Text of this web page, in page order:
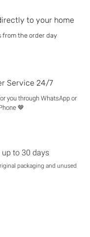
to your home
from the order day
Service 24/7
you through WhatsApp or
🤎
up to 30 days
packaging and unused